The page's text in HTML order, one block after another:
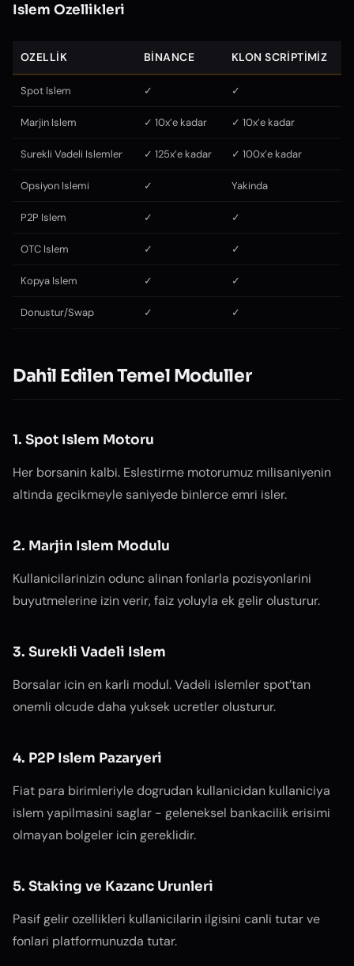
Islem Ozellikleri
OZELLIK BINANCE KLON SCRIPTIMIZ
Spot Islem ✓ ✓
Marjin Islem ✓ 10x’e kadar ✓ 10x’e kadar
Surekli Vadeli Islemler ✓ 125x’e kadar ✓ 100x’e kadar
Opsiyon Islemi ✓ Yakinda
P2P Islem ✓ ✓
OTC Islem ✓ ✓
Kopya Islem ✓ ✓
Donustur/Swap ✓ ✓
Dahil Edilen Temel Moduller
1. Spot Islem Motoru
Her borsanin kalbi. Eslestirme motorumuz milisaniyenin
altinda gecikmeyle saniyede binlerce emri isler.
2. Marjin Islem Modulu
Kullanicilarinizin odunc alinan fonlarla pozisyonlarini
buyutmelerine izin verir, faiz yoluyla ek gelir olusturur.
3. Surekli Vadeli Islem
Borsalar icin en karli modul. Vadeli islemler spot’tan
onemli olcude daha yuksek ucretler olusturur.
4. P2P Islem Pazaryeri
Fiat para birimleriyle dogrudan kullanicidan kullaniciya
islem yapilmasini saglar - geleneksel bankacilik erisimi
olmayan bolgeler icin gereklidir.
5. Staking ve Kazanc Urunleri
Pasif gelir ozellikleri kullanicilarin ilgisini canli tutar ve
fonlari platformunuzda tutar.